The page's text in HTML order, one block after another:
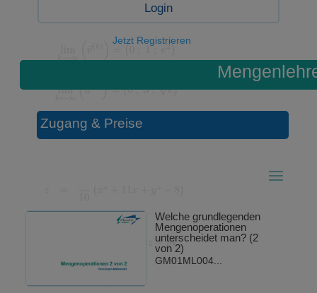
Login
Jetzt Registrieren
Zugang & Preise
Welche grundlegenden
Mengenoperationen
unterscheidet man? (2
von 2)
GM01ML004...